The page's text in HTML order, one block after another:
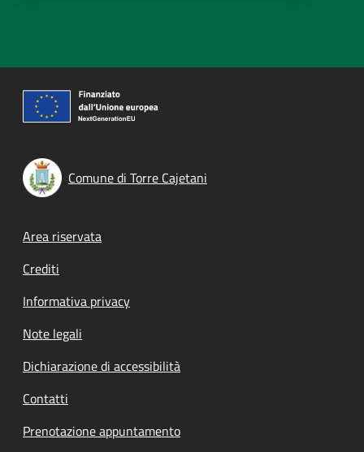
Comune di Torre Cajetani
Footer menu
Area riservata
Crediti
Informativa privacy
Note legali
Dichiarazione di accessibilità
Contatti
Prenotazione appuntamento